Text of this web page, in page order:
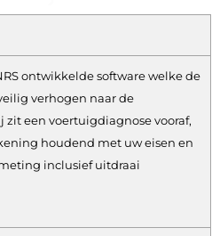
ontwikkelde software welke de
verhogen naar de
zit een voertuigdiagnose vooraf,
houdend met uw eisen en
inclusief uitdraai